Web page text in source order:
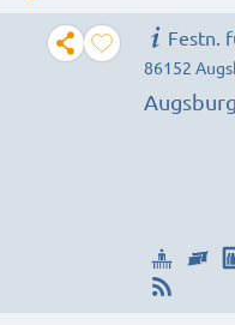
86152